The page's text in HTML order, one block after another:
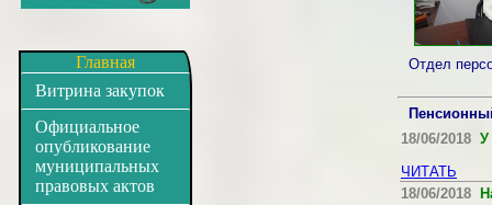
Главная
Витрина закупок
Официальное
опубликование
муниципальных
правовых актов
Отдел
18/06/2018 У
ЧИТАТЬ
18/06/2018